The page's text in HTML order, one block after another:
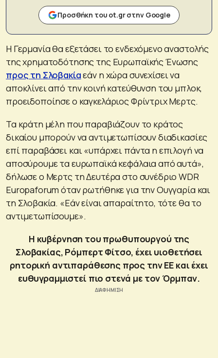
Προσθήκη του ot.gr στην Google
Η Γερμανία θα εξετάσει το ενδεχόμενο αναστολής
της χρηματοδότησης της Ευρωπαϊκής Ένωσης
προς τη Σλοβακίαεάν η χώρα συνεχίσει να
αποκλίνει από την κοινή κατεύθυνση του μπλοκ,
προειδοποίησε ο καγκελάριος Φρίντριχ Μερτς.
Τα κράτη μέλη που παραβιάζουν το κράτος
δικαίου μπορούν να αντιμετωπίσουν διαδικασίες
επί παραβάσει και «υπάρχει πάντα η επιλογή να
αποσύρουμε τα ευρωπαϊκά κεφάλαια από αυτά»,
δήλωσε ο Μερτς τη Δευτέρα στο συνέδριο WDR
Europaforum όταν ρωτήθηκε για την Ουγγαρία και
τη Σλοβακία. «Εάν είναι απαραίτητο, τότε θα το
αντιμετωπίσουμε».
Η κυβέρνηση του πρωθυπουργού της
Σλοβακίας, Ρόμπερτ Φίτσο, έχει υιοθετήσει
ρητορική αντιπαράθεσης προς την ΕΕ και έχει
ευθυγραμμιστεί πιο στενά με τον Όρμπαν.